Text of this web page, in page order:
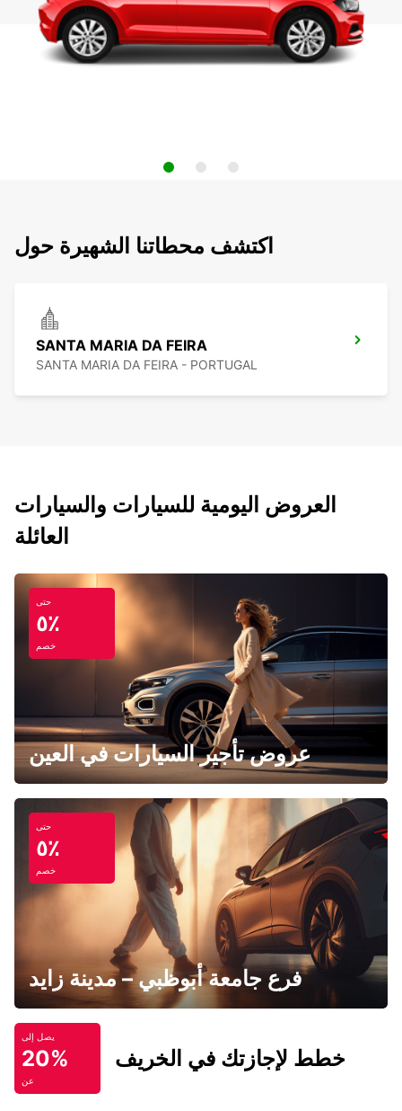
اكتشف محطاتنا الشهيرة حول
SANTA MARIA DA FEIRA
SANTA MARIA DA FEIRA - PORTUGAL
العروض اليومية للسيارات والسيارات
العائلة
حتى
٥٪
خصم
عروض تأجير السيارات في العين
حتى
٥٪
خصم
فرع جامعة أبوظبي – مدينة زايد
يصل إلى
20%
عن
خطط لإجازتك في الخريف